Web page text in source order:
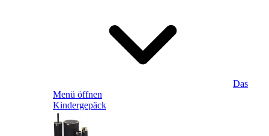
Das
Menü öffnen
Kindergepäck